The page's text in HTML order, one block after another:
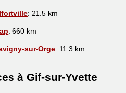
: 21.5 km
: 660 km
sur-Orge: 11.3 km
à Gif-sur-Yvette